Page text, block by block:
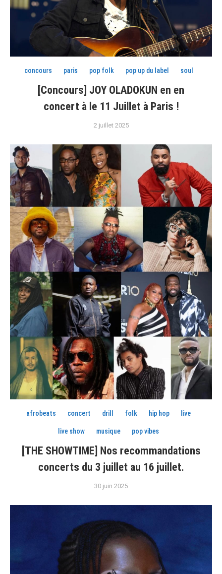
concours paris pop folk pop up du label soul
[Concours] JOY OLADOKUN en en
concert à le 11 Juillet à Paris !
2 juillet 2025
afrobeats concert drill folk hip hop live
live show musique pop vibes
[THE SHOWTIME] Nos recommandations
concerts du 3 juillet au 16 juillet.
30 juin 2025